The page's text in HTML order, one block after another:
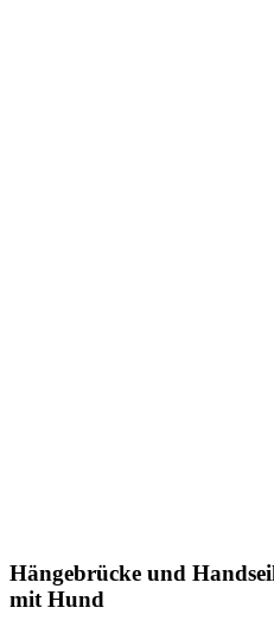
Hängebrücke und
mit Hund